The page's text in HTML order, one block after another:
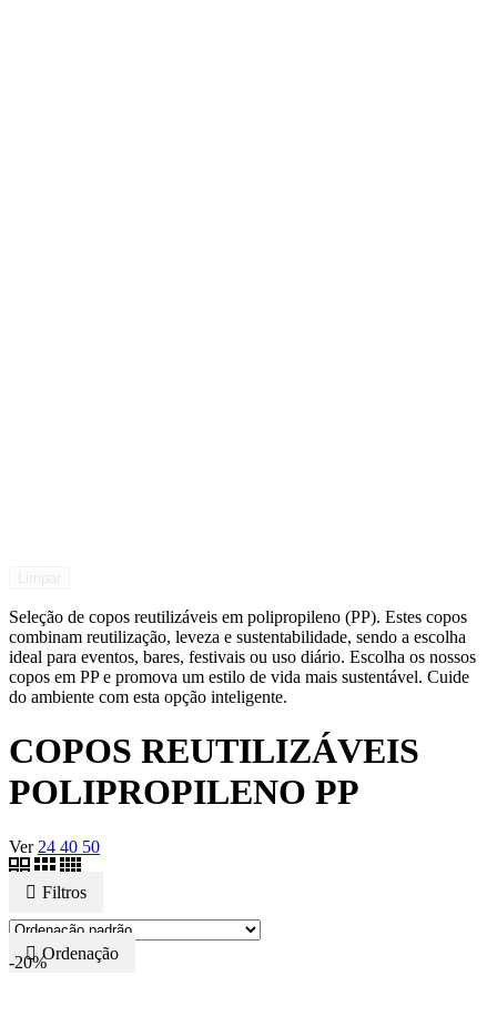
Seleção de copos reutilizáveis em polipropileno (PP). Estes copos
combinam reutilização, leveza e sustentabilidade, sendo a escolha
ideal para eventos, bares, festivais ou uso diário. Escolha os nossos
copos em PP e promova um estilo de vida mais sustentável. Cuide
do ambiente com esta opção inteligente.
COPOS REUTILIZÁVEIS
POLIPROPILENO PP
Ver 24 40 50
Filtros
Ordenação
-20%